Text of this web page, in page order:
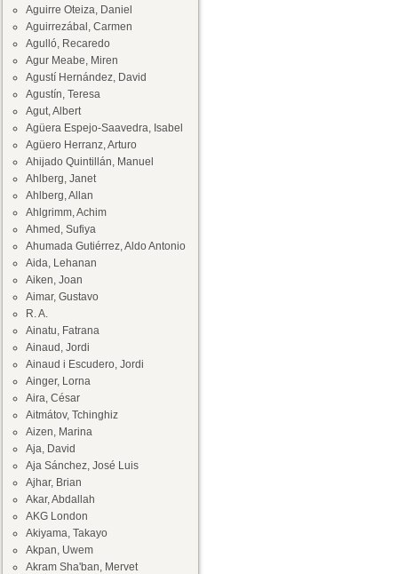
Aguirre Oteiza, Daniel
Aguirrezábal, Carmen
Agulló, Recaredo
Agur Meabe, Miren
Agustí Hernández, David
Agustín, Teresa
Agut, Albert
Agüera Espejo-Saavedra, Isabel
Agüero Herranz, Arturo
Ahijado Quintillán, Manuel
Ahlberg, Janet
Ahlberg, Allan
Ahlgrimm, Achim
Ahmed, Sufiya
Ahumada Gutiérrez, Aldo Antonio
Aida, Lehanan
Aiken, Joan
Aimar, Gustavo
R. A.
Ainatu, Fatrana
Ainaud, Jordi
Ainaud i Escudero, Jordi
Ainger, Lorna
Aira, César
Aitmátov, Tchinghiz
Aizen, Marina
Aja, David
Aja Sánchez, José Luis
Ajhar, Brian
Akar, Abdallah
AKG London
Akiyama, Takayo
Akpan, Uwem
Akram Sha'ban, Mervet